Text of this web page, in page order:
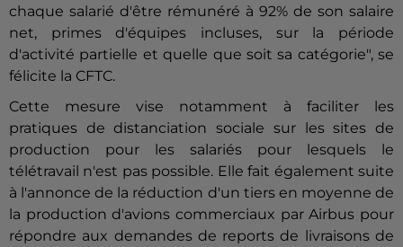
chaque salarié d'être rémunéré à 92% de son salaire
net, primes d'équipes incluses, sur la période
d'activité partielle et quelle que soit sa catégorie", se
félicite la CFTC.
Cette mesure vise notamment à faciliter les
pratiques de distanciation sociale sur les sites de
production pour les salariés pour lesquels le
télétravail n'est pas possible. Elle fait également suite
à l'annonce de la réduction d'un tiers en moyenne de
la production d'avions commerciaux par Airbus pour
répondre aux demandes de reports de livraisons de